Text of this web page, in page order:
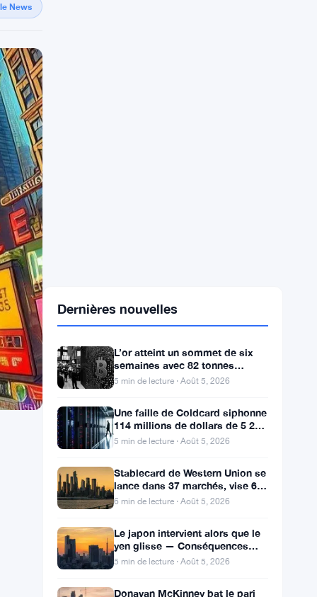
News
L’or atteint un sommet de six
achetées par la Chine, le Bitcoin
stagne
5 min de lecture · Août 5, 2026
Une faille de Coldcard siphonne
portefeuilles, renforçant l’attrait
5 min de lecture · Août 5, 2026